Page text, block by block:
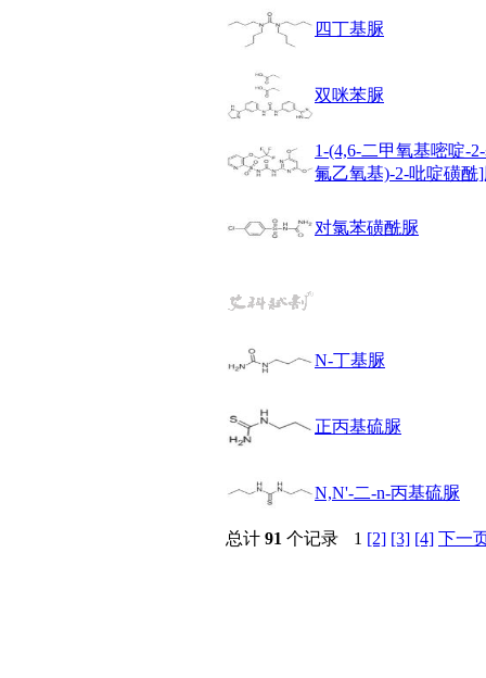
四丁基脲
双咪苯脲
1-(4,6-二甲氧基嘧啶-
氟乙氧基)-2-吡啶磺酰
对氯苯磺酰脲
N-丁基脲
正丙基硫脲
N,N'-二-n-丙基硫脲
总计 91 个记录 1 [2] [3] [4] 下一